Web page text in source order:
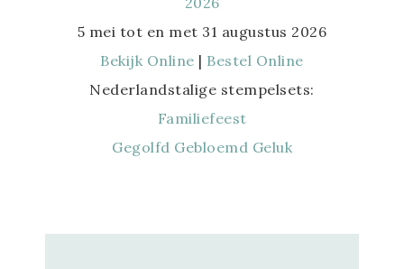
5 mei tot en met 31 augustus 2026
Bekijk Online | Bestel Online
Nederlandstalige stempelsets:
Familiefeest
Gegolfd Gebloemd Geluk